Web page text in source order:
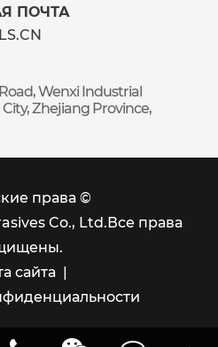
ПОЧТА
Wenxi Industrial
Zhejiang Province,
права ©
Co., Ltd. Все права
сайта|